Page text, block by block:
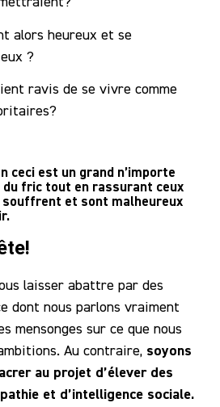
alors heureux et se
?
ravis de se vivre comme
ceci est un grand n’importe
fric tout en rassurant ceux
et sont malheureux
laisser abattre par des
dont nous parlons vraiment
mensonges sur ce que nous
Au contraire, soyons
au projet d’élever des
et d’intelligence sociale.